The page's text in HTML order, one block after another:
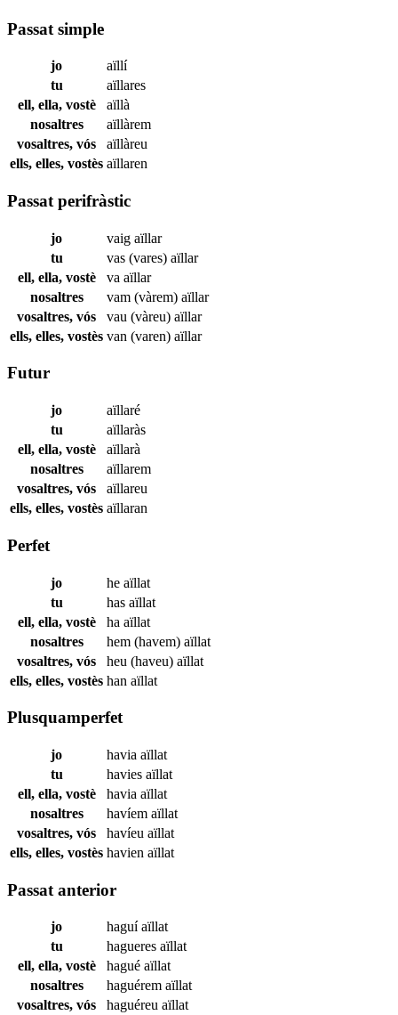
Passat simple
jo
aïllí
tu
aïllares
ell, ella, vostè
aïllà
nosaltres
aïllàrem
vosaltres, vós
aïllàreu
ells, elles, vostès aïllaren
Passat perifràstic
jo vaig aïllar
tu
vas (vares) aïllar
ell, ella, vostè
va aïllar
nosaltres
vam (vàrem) aïllar
vosaltres, vós
vau (vàreu) aïllar
ells, elles, vostès van (varen) aïllar
Futur
jo
aïllaré
tu
aïllaràs
ell, ella, vostè
aïllarà
nosaltres
aïllarem
vosaltres, vós
aïllareu
ells, elles, vostès aïllaran
Perfet
jo he aïllat
tu
has aïllat
ell, ella, vostè
ha aïllat
nosaltres
hem (havem) aïllat
vosaltres, vós
heu (haveu) aïllat
ells, elles, vostès han aïllat
Plusquamperfet
jo havia aïllat
tu
havies aïllat
ell, ella, vostè
havia aïllat
nosaltres
havíem aïllat
vosaltres, vós
havíeu aïllat
ells, elles, vostès havien aïllat
Passat anterior
jo haguíaïllat
tu
hagueres aïllat
ell, ella, vostè
hagué aïllat
nosaltres
haguérem aïllat
vosaltres, vós
haguéreu aïllat